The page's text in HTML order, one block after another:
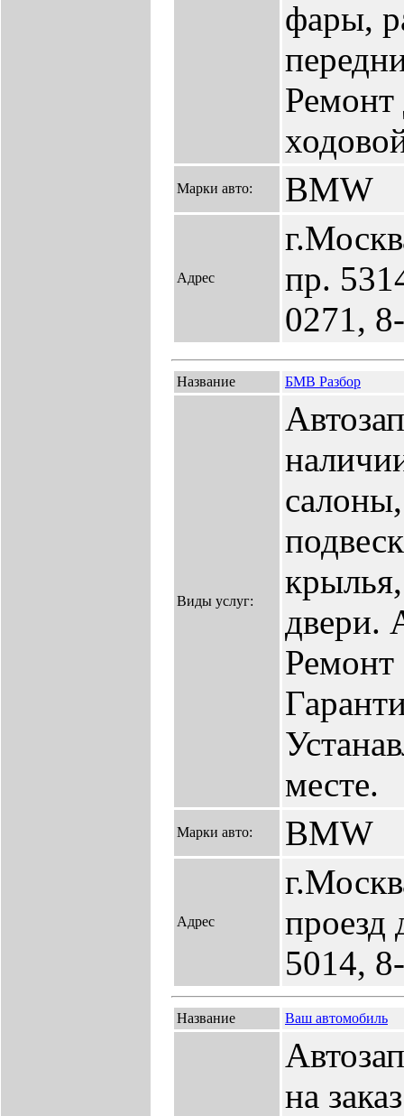
фары,
Ремонт
Марки авто: BMW
Адрес
пр.
0271,
Название БМВ Разбор
Виды услуг:
двери.
месте.
Марки авто: BMW
Адрес
проезд
5014,
Название Ваш автомобиль
на